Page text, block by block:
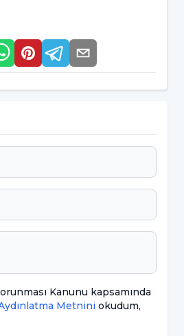
Seçici bağlanmanın
tepki (kaygı
kaygısı başlar. Bağlanma
ile paralel gelişir.
“keşif sistemi”dir.
arasında bir
veren güvenli bir liman
araştırır, stres anında
döner.
gereği meme arama,
yutma, yakalama,
Kanunu kapsamında
Metniniokudum,